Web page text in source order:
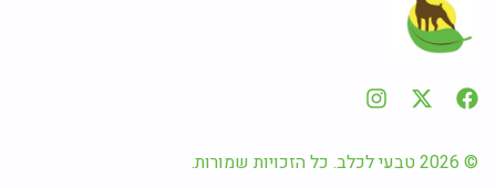
© 2026 טבעי לכלב. כל הזכויות שמורות.